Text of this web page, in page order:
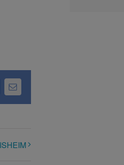
Email